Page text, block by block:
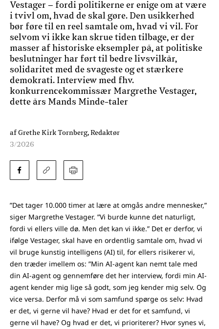
af Grethe Kirk Tornberg, Redaktør
3/2026
Vestager – fordi politikerne er enige om at være
i tvivl om, hvad de skal gøre. Den usikkerhed
bør føre til en reel samtale om, hvad vi vil. For
selvom vi ikke kan skrue tiden tilbage, er der
masser af historiske eksempler på, at politiske
beslutninger har ført til bedre livsvilkår,
solidaritet med de svageste og et stærkere
demokrati. Interview med fhv.
konkurrencekommissær Margrethe Vestager,
dette års Mands Minde-taler
”Det tager 10.000 timer at lære at omgås andre mennesker,”
siger Margrethe Vestager. ”Vi burde kunne det naturligt,
fordi vi ellers ville dø. Men det kan vi ikke.” Det er derfor, vi
ifølge Vestager, skal have en ordentlig samtale om, hvad vi
vil bruge kunstig intelligens (AI) til, for ellers risikerer vi,
den træder imellem os: ”Min AI-agent kan nemt tale med
din AI-agent og gennemføre det her interview, fordi min AI-
agent kender mig lige så godt, som jeg kender mig selv. Og
vice versa. Derfor må vi som samfund spørge os selv: Hvad
er det, vi gerne vil have? Hvad er det for et samfund, vi
gerne vil have? Og hvad er det, vi prioriterer? Hvor synes vi,